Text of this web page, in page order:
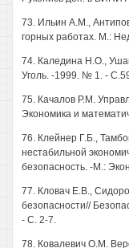
73. Ильин A.M.,
горных работах. М.:
74. Каледина Н.О.,
Уголь. -1999. № 1. -
75. Качалов P.M.
Экономика и
76. Клейнер Г.Б.,
нестабильной
безопасность. -М.:
77. Кловач Е.В.,
безопасности//
- С. 2-7.
78. Ковалевич О.М.